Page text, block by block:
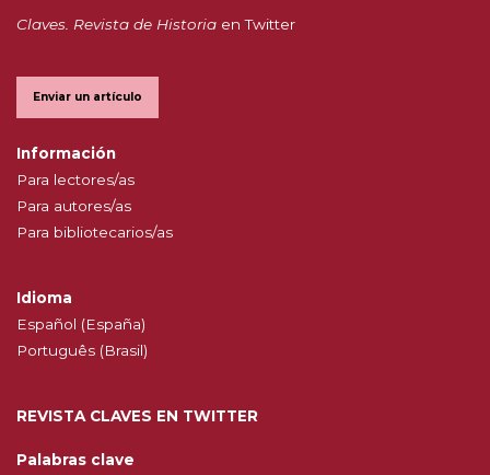
Claves. Revista de Historia en Twitter
Enviar un artículo
Información
Para lectores/as
Para autores/as
Para bibliotecarios/as
Idioma
Español (España)
Português (Brasil)
REVISTA CLAVES EN TWITTER
Palabras clave